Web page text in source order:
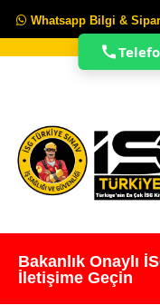
Whatsapp Bilgi &
Bakanlık Onaylı
İletişime Geçin